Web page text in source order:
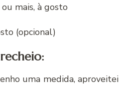
mais, à gosto
(opcional)
uma medida, aproveitei